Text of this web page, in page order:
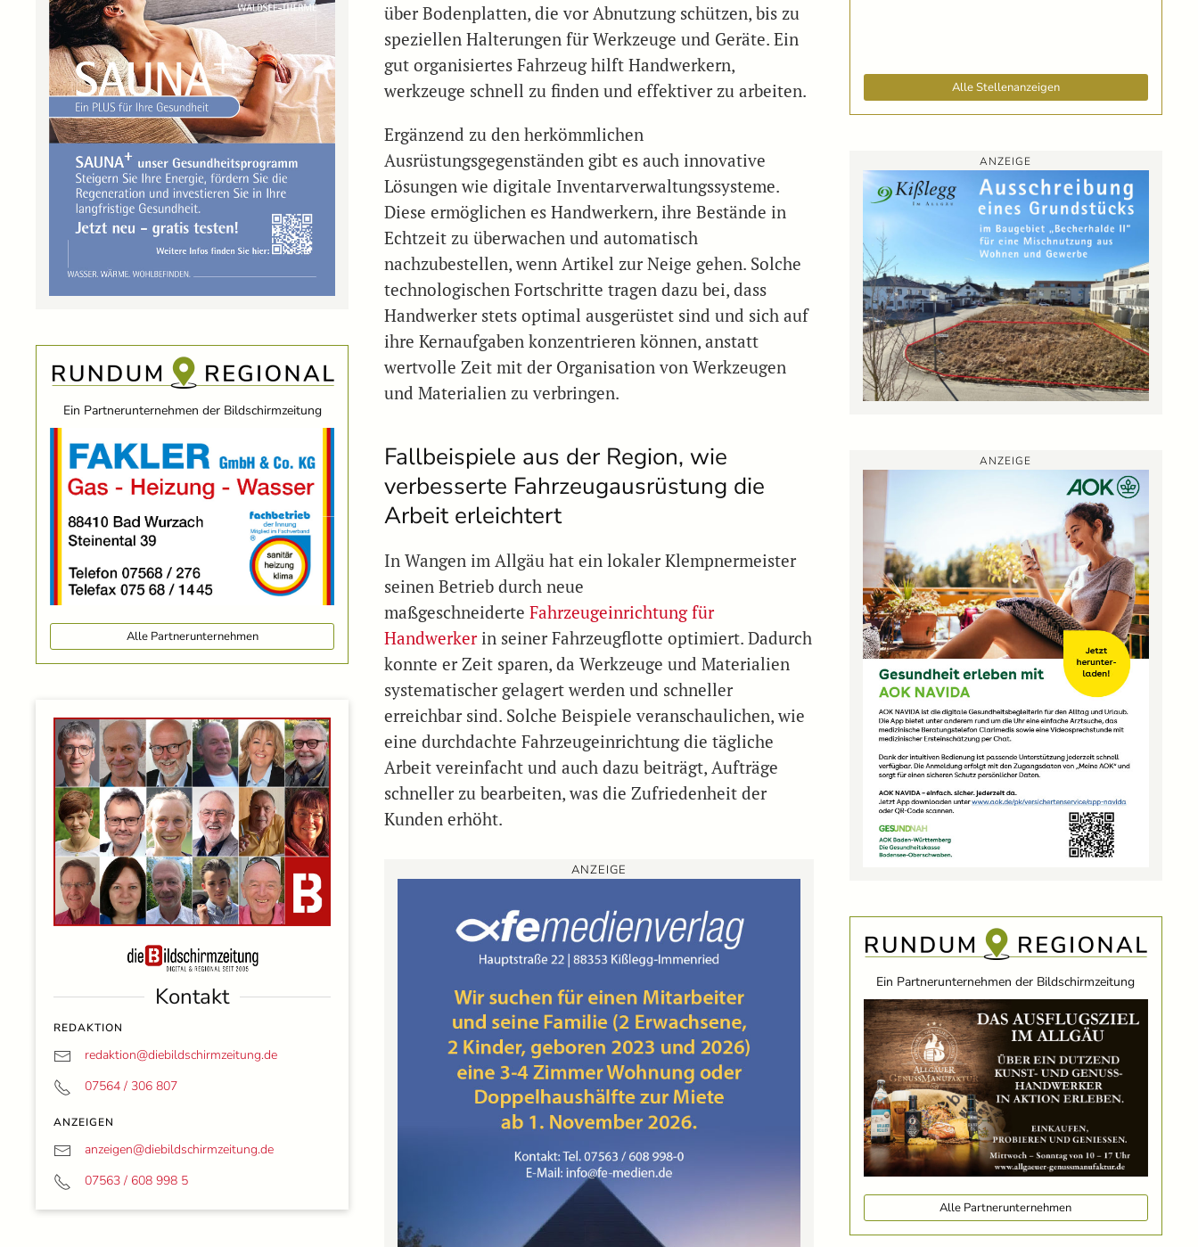
Ein Partnerunternehmen der Bildschirmzeitung
Alle Partnerunternehmen
Kontakt
REDAKTION
redaktion@diebildschirmzeitung.de
07564 / 306 807
ANZEIGEN
anzeigen@diebildschirmzeitung.de
07563 / 608 998 5
über Bodenplatten, die vor Abnutzung schützen, bis zu
speziellen Halterungen für Werkzeuge und Geräte. Ein
gut organisiertes Fahrzeug hilft Handwerkern,
werkzeuge schnell zu finden und effektiver zu arbeiten.
Ergänzend zu den herkömmlichen
Ausrüstungsgegenständen gibt es auch innovative
Lösungen wie digitale Inventarverwaltungssysteme.
Diese ermöglichen es Handwerkern, ihre Bestände in
Echtzeit zu überwachen und automatisch
nachzubestellen, wenn Artikel zur Neige gehen. Solche
technologischen Fortschritte tragen dazu bei, dass
Handwerker stets optimal ausgerüstet sind und sich auf
ihre Kernaufgaben konzentrieren können, anstatt
wertvolle Zeit mit der Organisation von Werkzeugen
und Materialien zu verbringen.
Fallbeispiele aus der Region, wie
verbesserte Fahrzeugausrüstung die
Arbeit erleichtert
In Wangen im Allgäu hat ein lokaler Klempnermeister
seinen Betrieb durch neue
maßgeschneiderteFahrzeugeinrichtung für
Handwerkerin seiner Fahrzeugflotte optimiert. Dadurch
konnte er Zeit sparen, da Werkzeuge und Materialien
systematischer gelagert werden und schneller
erreichbar sind. Solche Beispiele veranschaulichen, wie
eine durchdachte Fahrzeugeinrichtung die tägliche
Arbeit vereinfacht und auch dazu beiträgt, Aufträge
schneller zu bearbeiten, was die Zufriedenheit der
Kunden erhöht.
ANZEIGE
Alle Stellenanzeigen
ANZEIGE
ANZEIGE
Ein Partnerunternehmen der Bildschirmzeitung
Alle Partnerunternehmen